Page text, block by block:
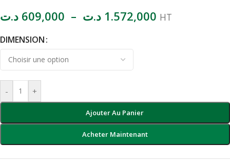
609,000 د.ت – 1.572,000 د.ت HT
DIMENSION
- +
Ajouter Au Panier
Acheter Maintenant